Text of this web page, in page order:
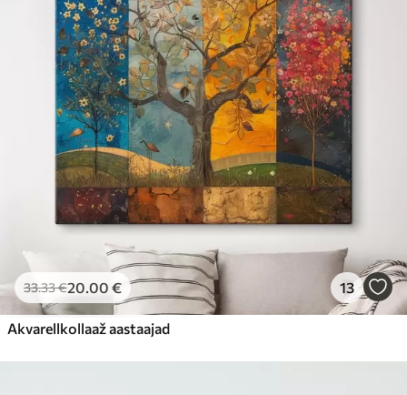
33.33€20.00 € 13
Akvarellkollaaž aastaajad